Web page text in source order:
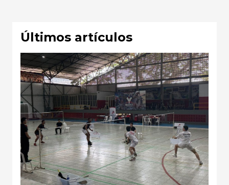
Últimos artículos